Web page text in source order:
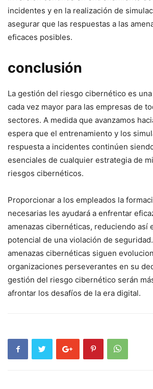
incidentes y en la realización de
asegurar que las respuestas a las
eficaces‍ posibles.
conclusión
La gestión del riesgo cibernético es
cada vez mayor para las empresas de
sectores. A medida que avanzamos
espera que el entrenamiento y los‍
respuesta a ​incidentes continúen
esenciales de cualquier estrategia de
riesgos cibernéticos.
Proporcionar a los empleados la
necesarias les ayudará a enfrentar
amenazas cibernéticas, reduciendo‌ así
potencial de una violación de‌
amenazas cibernéticas siguen
organizaciones perseverantes en su
gestión del riesgo cibernético serán
afrontar los desafíos de la era digital.